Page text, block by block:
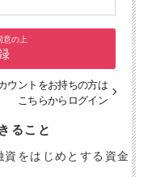
意の上
ウントをお持ちの方は
こちらからログイン
ること
をはじめとする資金